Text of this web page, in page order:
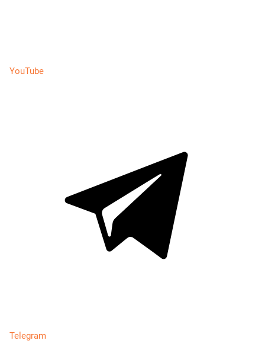
YouTube
Telegram